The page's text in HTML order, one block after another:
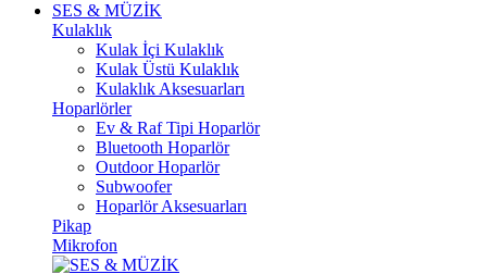
SES & MÜZİK
Kulaklık
Kulak İçi Kulaklık
Kulak Üstü Kulaklık
Kulaklık Aksesuarları
Hoparlörler
Ev & Raf Tipi Hoparlör
Bluetooth Hoparlör
Outdoor Hoparlör
Subwoofer
Hoparlör Aksesuarları
Pikap
Mikrofon